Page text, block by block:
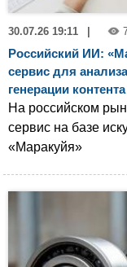
30.07.26 19:11 |
Российский ИИ:
сервис для
генерации контента
На российском
сервис на базе
«Маракуйя»